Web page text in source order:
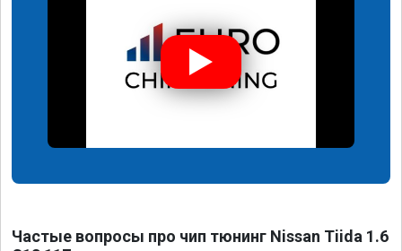
Частые вопросы про чип тюнинг Nissan Tiida 1.6